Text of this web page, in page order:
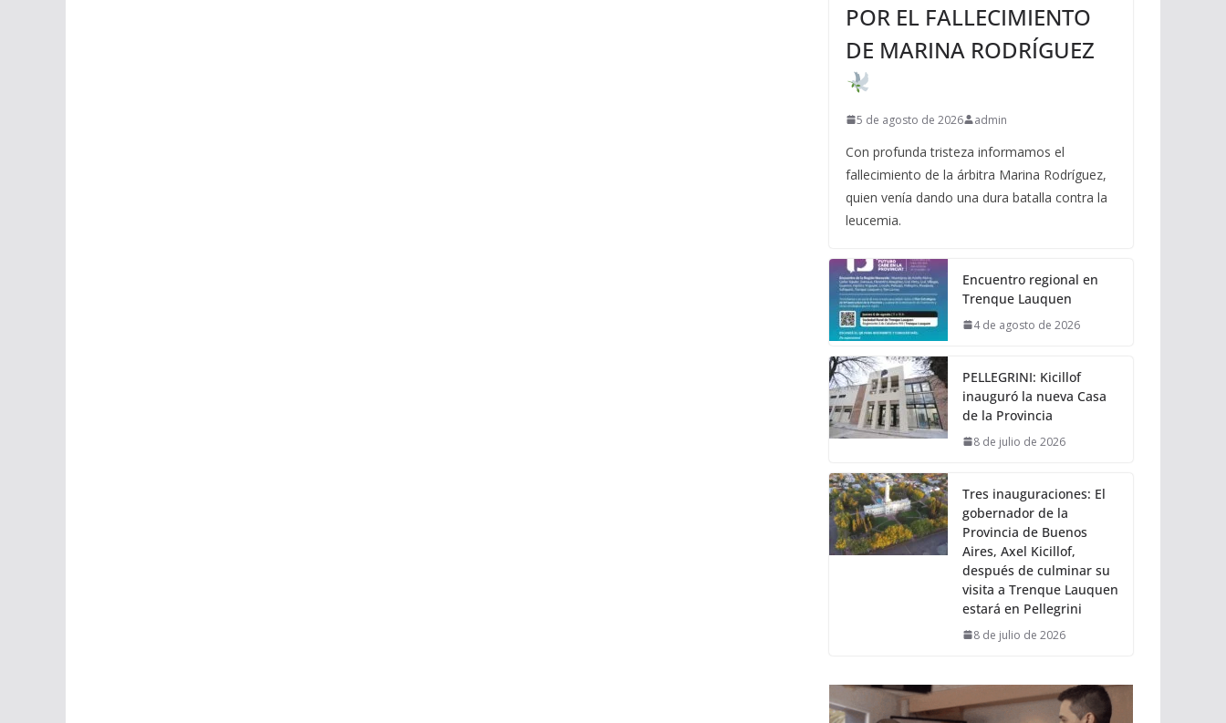
POR EL FALLECIMIENTO
DE MARINA RODRÍGUEZ
5 de agosto de 2026 admin
Con profunda tristeza informamos el
fallecimiento de la árbitra Marina Rodríguez,
quien venía dando una dura batalla contra la
leucemia.
Encuentro regional en
Trenque Lauquen
4 de agosto de 2026
PELLEGRINI: Kicillof
inauguró la nueva Casa
de la Provincia
8 de julio de 2026
Tres inauguraciones: El
gobernador de la
Provincia de Buenos
Aires, Axel Kicillof,
después de culminar su
visita a Trenque Lauquen
estará en Pellegrini
8 de julio de 2026